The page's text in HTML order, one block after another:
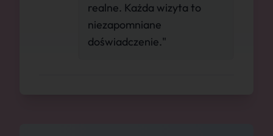
realne. Każda wizyta to
niezapomniane
doświadczenie."